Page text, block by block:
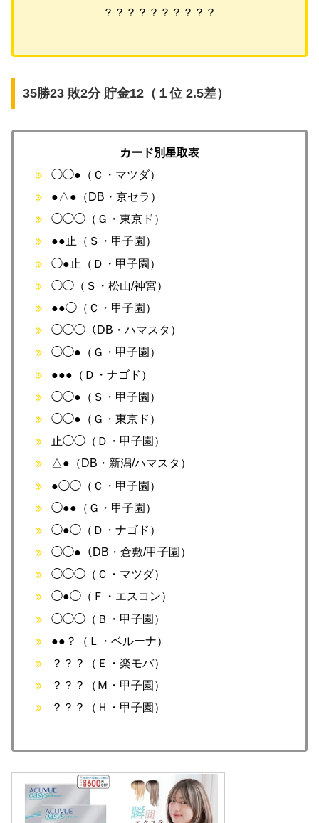
？？？？？？？？？？
35勝23 敗2分 貯金12（１位 2.5差）
カード別星取表
◯◯●（Ｃ・マツダ）
●△●（DB・京セラ）
◯◯◯（Ｇ・東京ド）
●●止（Ｓ・甲子園）
◯●止（Ｄ・甲子園）
◯◯（Ｓ・松山/神宮）
●●◯（Ｃ・甲子園）
◯◯◯（DB・ハマスタ）
◯◯●（Ｇ・甲子園）
●●●（Ｄ・ナゴド）
◯◯●（Ｓ・甲子園）
◯◯●（Ｇ・東京ド）
止◯◯（Ｄ・甲子園）
△●（DB・新潟/ハマスタ）
●◯◯（Ｃ・甲子園）
◯●●（Ｇ・甲子園）
◯●◯（Ｄ・ナゴド）
◯◯●（DB・倉敷/甲子園）
◯◯◯（Ｃ・マツダ）
◯●◯（Ｆ・エスコン）
◯◯◯（Ｂ・甲子園）
●●？（Ｌ・ベルーナ）
？？？（Ｅ・楽モバ）
？？？（Ｍ・甲子園）
？？？（Ｈ・甲子園）